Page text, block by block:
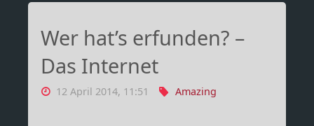
Wer hat’s erfunden? –
Das Internet
12 April 2014, 11:51 Amazing